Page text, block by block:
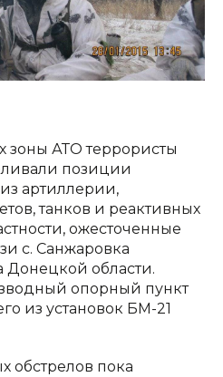
зоны АТО террористы
позиции
артиллерии,
танков и реактивных
ожесточенные
с. Санжаровка
Донецкой области.
опорный пункт
из установок БМ-21
обстрелов пока